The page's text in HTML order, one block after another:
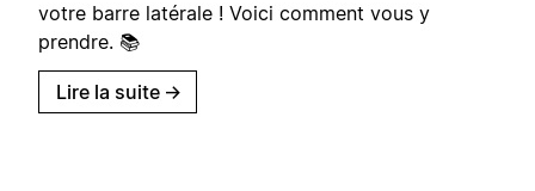
votre barre latérale ! Voici comment vous y
prendre. 📚
Lire la suite →